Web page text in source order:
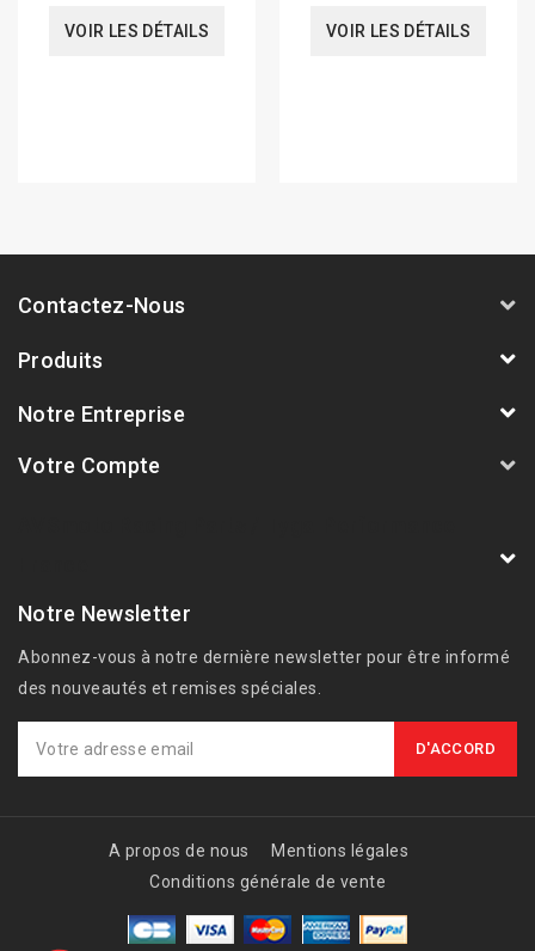
VOIR LES DÉTAILS VOIR LES DÉTAILS
Contactez-Nous
Produits
Notre Entreprise
Votre Compte
Notre Newsletter
Abonnez-vous à notre dernière newsletter pour être informé
des nouveautés et remises spéciales.
A propos de nous
Mentions légales
Conditions générale de vente